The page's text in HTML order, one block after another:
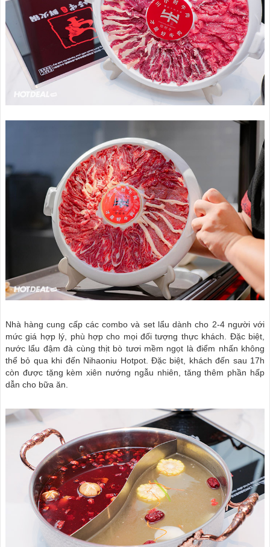
Nhà hàng cung cấp các combo và set lẩu dành cho 2-4 người với
mức giá hợp lý, phù hợp cho mọi đối tượng thực khách. Đặc biệt,
nước lẩu đậm đà cùng thịt bò tươi mềm ngọt là điểm nhấn không
thể bỏ qua khi đến Nihaoniu Hotpot. Đặc biệt, khách đến sau 17h
còn được tặng kèm xiên nướng ngẫu nhiên, tăng thêm phần hấp
dẫn cho bữa ăn.